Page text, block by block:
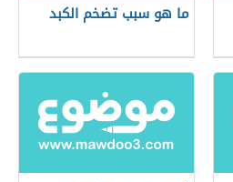
ما هو سبب تضخم الكبد